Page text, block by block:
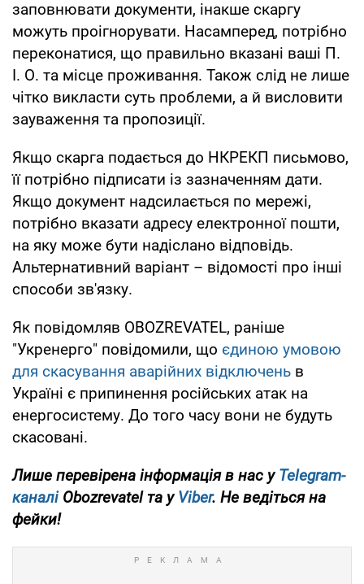
заповнювати документи, інакше скаргу
можуть проігнорувати. Насамперед, потрібно
переконатися, що правильно вказані ваші П.
І. О. та місце проживання. Також слід не лише
чітко викласти суть проблеми, а й висловити
зауваження та пропозиції.
Якщо скарга подається до НКРЕКП письмово,
її потрібно підписати із зазначенням дати.
Якщо документ надсилається по мережі,
потрібно вказати адресу електронної пошти,
на яку може бути надіслано відповідь.
Альтернативний варіант – відомості про інші
способи зв'язку.
Як повідомляв OBOZREVATEL, раніше
"Укренерго" повідомили, що єдиною умовою
для скасування аварійних відключень в
Україні є припинення російських атак на
енергосистему. До того часу вони не будуть
скасовані.
Лише перевірена інформація в нас уTelegram-
каналіObozrevatel та уViber. Не ведіться на
фейки!